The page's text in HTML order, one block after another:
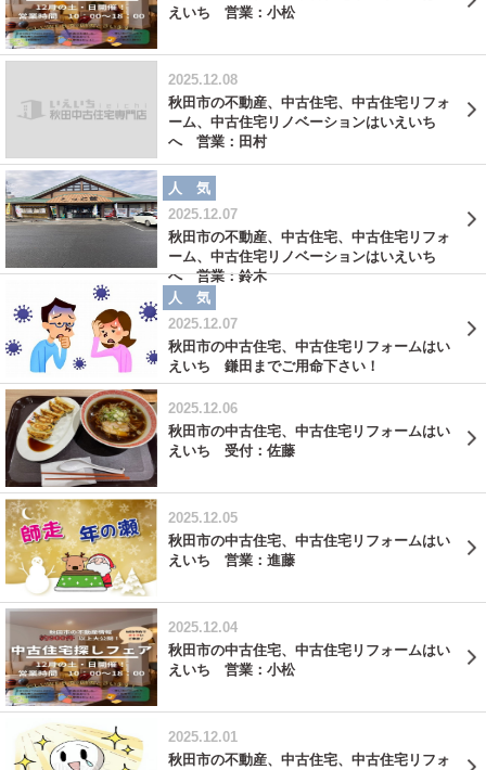
えいち 営業：小松
2025.12.08
秋田市の不動産、中古住宅、中古住宅リフォ
ーム、中古住宅リノベーションはいえいち
へ 営業：田村
人 気
2025.12.07
秋田市の不動産、中古住宅、中古住宅リフォ
ーム、中古住宅リノベーションはいえいち
へ 営業：鈴木
人 気
2025.12.07
秋田市の中古住宅、中古住宅リフォームはい
えいち 鎌田までご用命下さい！
2025.12.06
秋田市の中古住宅、中古住宅リフォームはい
えいち 受付：佐藤
2025.12.05
秋田市の中古住宅、中古住宅リフォームはい
えいち 営業：進藤
2025.12.04
秋田市の中古住宅、中古住宅リフォームはい
えいち 営業：小松
2025.12.01
秋田市の不動産、中古住宅、中古住宅リフォ